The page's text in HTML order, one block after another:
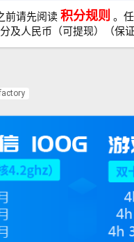
前请先阅读 积分规则 。
及人民币（可提现）（保